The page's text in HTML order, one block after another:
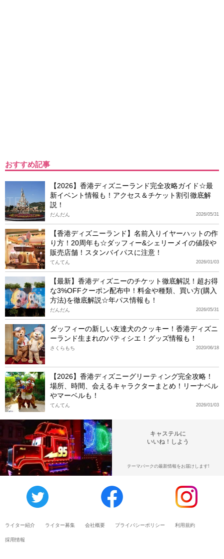
おすすめ記事
【2026】香港ディズニーランド完全攻略ガイド☆最
新イベント情報も！アクセス＆チケット割引徹底解
説！
2026/05/31
だんだん
【香港ディズニーランド】名前入りイヤーハットの作
り方！20周年も☆ダッフィー&シェリーメイの値段や
販売店舗！スタンバイパスに注意！
2026/01/03
てんてん
【最新】香港ディズニーのチケット徹底解説！超お得
な3%OFFクーポン配布中！料金や種類、買い方(購入
方法)を徹底解説☆年パス情報も！
2026/05/31
だんだん
ダッフィーの新しい友達犬のクッキー！香港ディズニ
ーランド生まれのパティシエ！グッズ情報も！
2020/06/18
さくらもち
【2026】香港ディズニーグリーティング完全攻略！
場所、時間、会えるキャラクターまとめ！リーナベル
やマーベルも！
2026/01/03
てんてん
キャステルに
いいね！しよう
テーマパークの最新情報をお届けします!
ライター紹介 ライター募集 会社概要 プライバシーポリシー 利用規約
採用情報